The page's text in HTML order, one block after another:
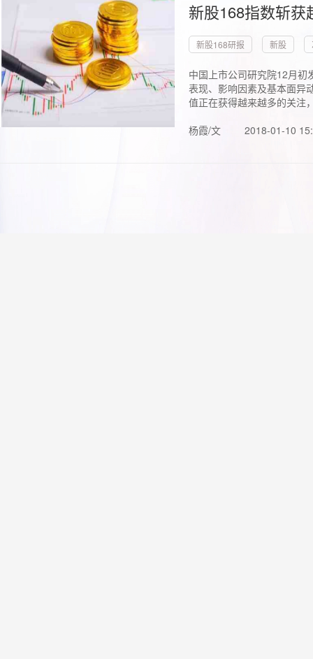
新股168指数斩
新股168研报 新股
中国上市公司研究院12月初
表现、影响因素及基本面异
值正在获得越来越多的关注
杨霞/文
2018-01-10